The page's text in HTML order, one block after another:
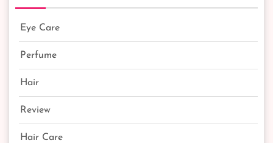
Eye Care
Perfume
Hair
Review
Hair Care